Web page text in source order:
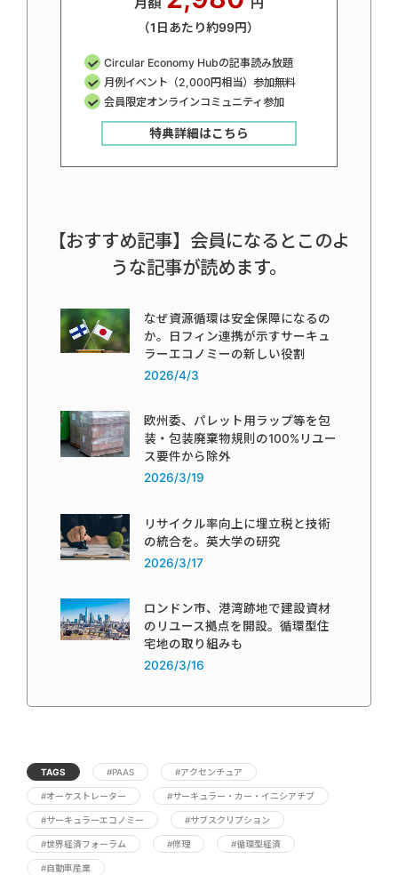
月額 円
（1日あたり約99円）
Circular Economy Hubの記事読み放題
月例イベント（2,000円相当）参加無料
会員限定オンラインコミュニティ参加
特典詳細はこちら
【おすすめ記事】会員になるとこのよ
うな記事が読めます。
なぜ資源循環は安全保障になるの
か。日フィン連携が示すサーキュ
ラーエコノミーの新しい役割
2026/4/3
欧州委、パレット用ラップ等を包
装・包装廃棄物規則の100%リユー
ス要件から除外
2026/3/19
リサイクル率向上に埋立税と技術
の統合を。英大学の研究
2026/3/17
ロンドン市、港湾跡地で建設資材
のリユース拠点を開設。循環型住
宅地の取り組みも
2026/3/16
TAGS #PAAS #アクセンチュア
#オーケストレーター #サーキュラー・カー・イニシアチブ
#サーキュラーエコノミー #サブスクリプション
#世界経済フォーラム #修理 #循環型経済
#自動車産業